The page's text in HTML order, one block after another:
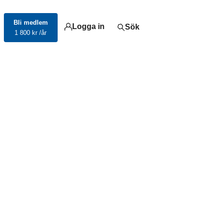
Bli medlem
1 800 kr /år
Logga in Sök